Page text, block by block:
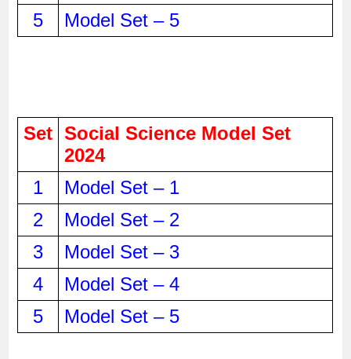
5
Model Set – 5
Set Social Science Model Set
2024
1
Model Set – 1
2
Model Set – 2
3
Model Set – 3
4
Model Set – 4
5
Model Set – 5